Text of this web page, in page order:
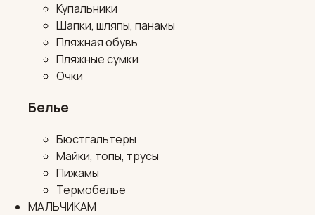
Купальники
Шапки, шляпы, панамы
Пляжная обувь
Пляжные сумки
Очки
Белье
Бюстгальтеры
Майки, топы, трусы
Пижамы
Термобелье
МАЛЬЧИКАМ